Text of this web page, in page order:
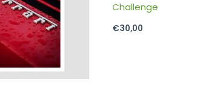
Challenge
€30,00